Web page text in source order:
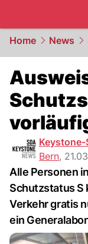
Home News
Keystone-
Bern,
Alle Personen
Schutzstatus S
Verkehr gratis
ein